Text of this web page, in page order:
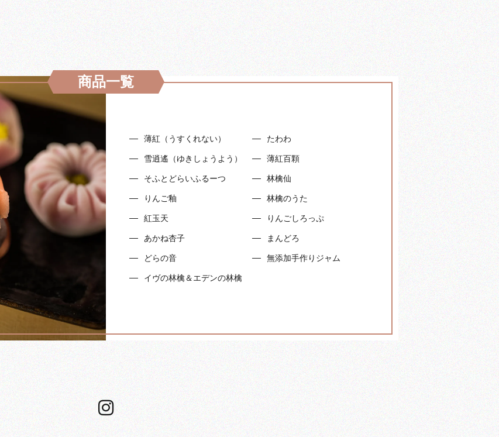
商品一覧
薄紅（うすくれない） たわわ
雪逍遙（ゆきしょうよう） 薄紅百顆
そふとどらいふるーつ 林檎仙
りんご釉 林檎のうた
紅玉天 りんごしろっぷ
あかね杏子 まんどろ
どらの音 無添加手作りジャム
イヴの林檎＆エデンの林檎